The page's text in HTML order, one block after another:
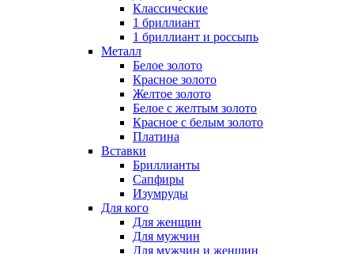
Классические
1 бриллиант
1 бриллиант и россыпь
Металл
Белое золото
Красное золото
Желтое золото
Белое с желтым золото
Красное с белым золото
Платина
Вставки
Бриллианты
Сапфиры
Изумруды
Для кого
Для женщин
Для мужчин
Для мужчин и женщин